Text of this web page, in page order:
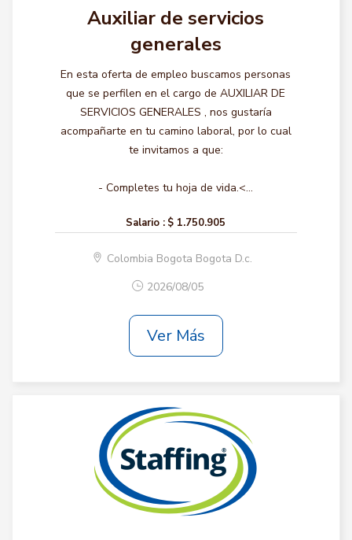
Auxiliar de servicios
generales
En esta oferta de empleo buscamos personas
que se perfilen en el cargo de AUXILIAR DE
SERVICIOS GENERALES , nos gustaría
acompañarte en tu camino laboral, por lo cual
te invitamos a que:
- Completes tu hoja de vida.<...
Salario : $ 1.750.905
Colombia Bogota Bogota D.c.
2026/08/05
Ver Más